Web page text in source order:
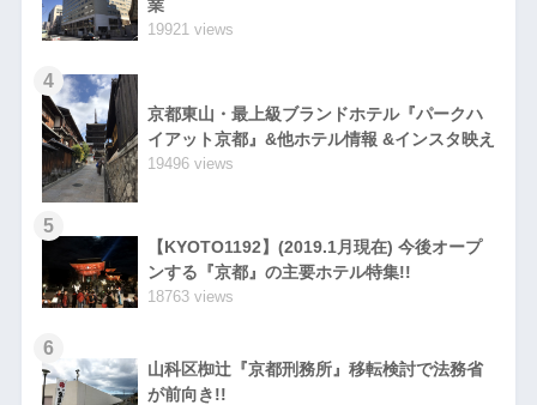
業
19921 views
4
京都東山・最上級ブランドホテル『パークハ
イアット京都』&他ホテル情報 &インスタ映え
19496 views
5
【KYOTO1192】(2019.1月現在) 今後オープ
ンする『京都』の主要ホテル特集!!
18763 views
6
山科区椥辻『京都刑務所』移転検討で法務省
が前向き!!